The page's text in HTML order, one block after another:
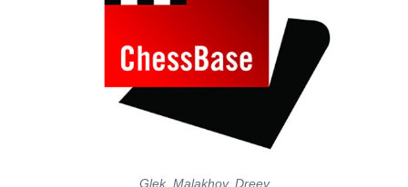
Glek, Malakhov, Dreev